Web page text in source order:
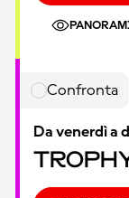
Confronta
Da venerdì a